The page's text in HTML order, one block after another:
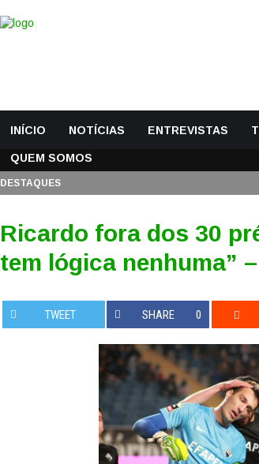
INÍCIO NOTÍCIAS ENTREVISTAS
QUEM SOMOS
DESTAQUES
Ricardo fora dos 30
tem lógica nenhuma”
TWEET SHARE 0